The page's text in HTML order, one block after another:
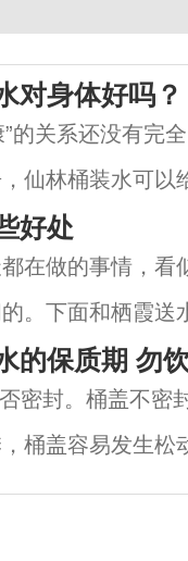
对身体好吗？
关系还没有完
仙林桶装水可以
久采访了国家饮
好处
在做的事情，看
。下面和栖霞送
清洁口腔温开水
腔、咽喉，用温
的保质期 勿
密封。桶盖不密
桶盖容易发生松
。或将桶放倒一